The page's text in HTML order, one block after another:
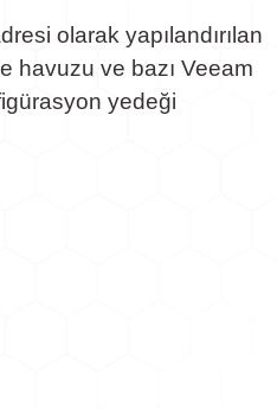
olarak yapılandırılan
havuzu ve bazı Veeam
yedeği